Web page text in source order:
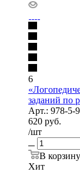
6
заданий по
Арт.: 978-5-
620 руб.
/шт
В корзину
Хит